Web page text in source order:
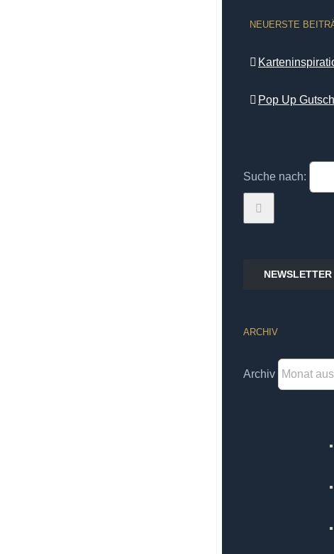
NEUERSTE
Pop Up
Suche nach:
ARCHIV
Archiv